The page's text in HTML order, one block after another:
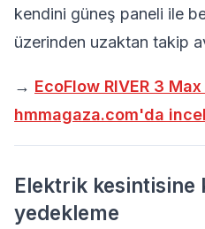
kendini güneş paneli ile
üzerinden uzaktan takip
→ EcoFlow RIVER 3
hmmagaza.com'da
Elektrik kesintisine
yedekleme